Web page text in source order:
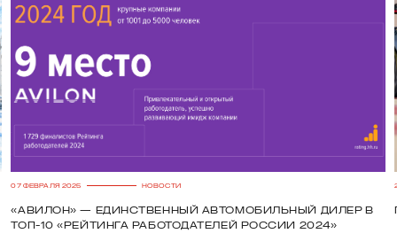
ФЕВРАЛЯ 2025 НОВОСТИ
— единственный автомобильный дилер в
10 «Рейтинга работодателей России 2024»
20